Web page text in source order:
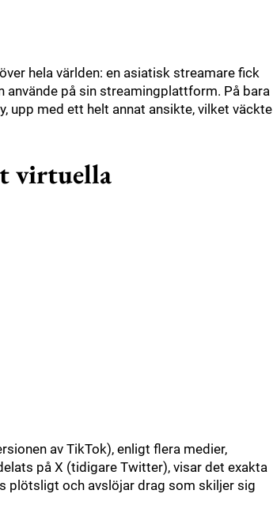
hela världen: en asiatisk streamare fick
på sin streamingplattform. På bara
upp med ett helt annat ansikte, vilket väckte
virtuella
av TikTok), enligt flera medier,
på X (tidigare Twitter), visar det exakta
plötsligt och avslöjar drag som skiljer sig